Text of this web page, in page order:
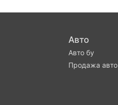
Авто
Авто бу
Продажа авто